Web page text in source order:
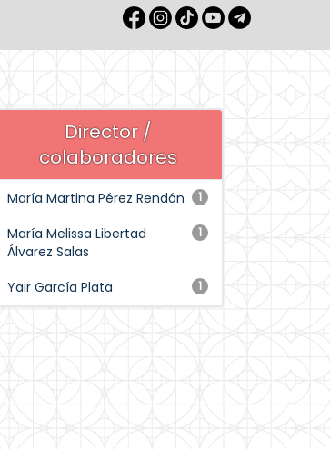
Director /
colaboradores
1
María Martina Pérez Rendón
1
María Melissa Libertad
Álvarez Salas
1
Yair García Plata